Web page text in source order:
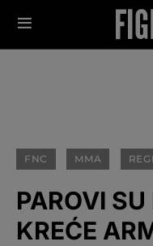
FNC MMA
PAROVI
KREĆE